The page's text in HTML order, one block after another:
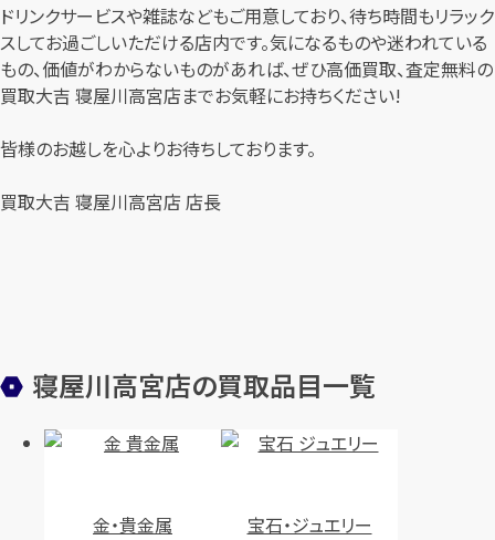
ドリンクサービスや雑誌などもご用意しており、待ち時間もリラック
スしてお過ごしいただける店内です。気になるものや迷われている
もの、価値がわからないものがあれば、ぜひ高価買取、査定無料の
買取大吉 寝屋川高宮店までお気軽にお持ちください!
皆様のお越しを心よりお待ちしております。
買取大吉 寝屋川高宮店 店長
寝屋川高宮店の買取品目一覧
金・貴金属 宝石・ジュエリー